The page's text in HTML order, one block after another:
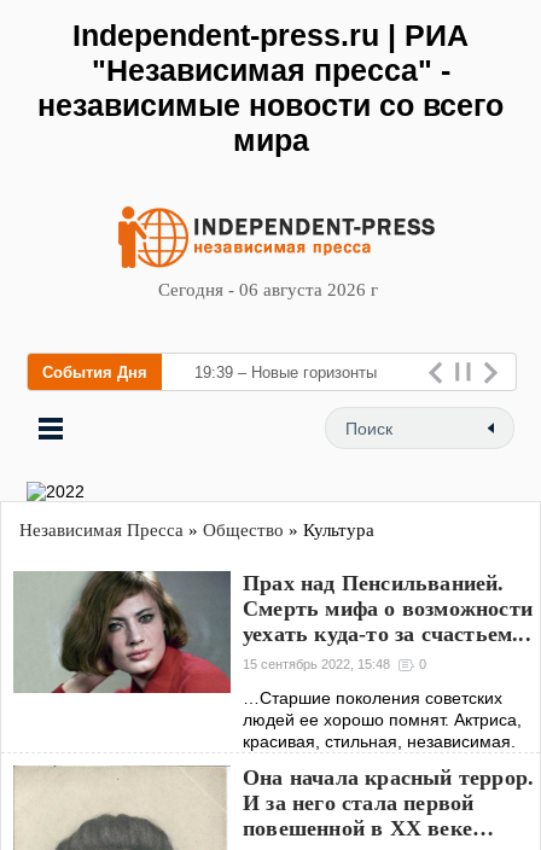
Independent-press.ru | РИА
"Независимая пресса" -
независимые новости со всего
мира
Сегодня - 06 августа 2026 г
События Дня 19:39 – Новые горизонты
флебологии: в Москве
Независимая Пресса » Общество » Культура
Прах над Пенсильванией.
Смерть мифа о возможности
уехать куда-то за счастьем...
15 сентябрь 2022, 15:48 0
…Старшие поколения советских
людей ее хорошо помнят. Актриса,
красивая, стильная, независимая.
прошлого века, будучи русской. И
советской в том смысле, что
достоянием
Она начала красный террор.
И за него стала первой
повешенной в ХХ веке…